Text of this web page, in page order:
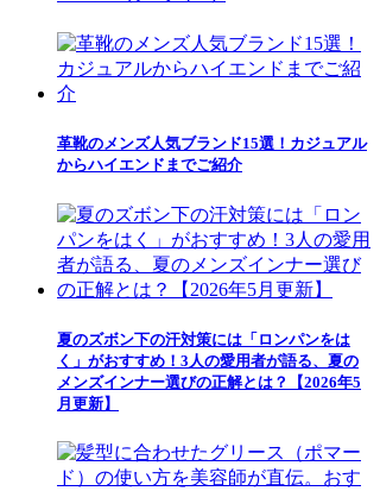
革靴のメンズ人気ブランド15選！カジュアル
からハイエンドまでご紹介
夏のズボン下の汗対策には「ロンパンをは
く」がおすすめ！3人の愛用者が語る、夏の
メンズインナー選びの正解とは？【2026年5
月更新】